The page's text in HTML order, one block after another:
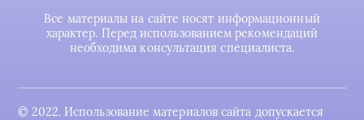
Все материалы на сайте носят информационный
характер. Перед использованием рекомендаций
необходима консультация специалиста.
© 2022. Использование материалов сайта допускается